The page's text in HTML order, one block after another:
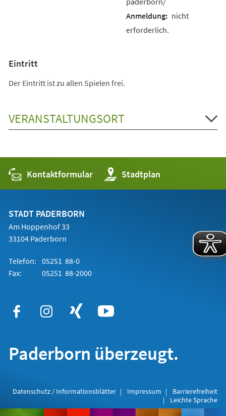
nicht
erforderlich.
Eintritt
Der Eintritt ist zu allen Spielen frei.
VERANSTALTUNGSORT
Kontaktformular Stadtplan
(Öffnet
in
einem
STADT PADERBORN
Am Hoppenhof 33
33104 Paderborn
Telefon: 05251 88-0
Fax:
05251 88-2000
Paderborn überzeugt.
Datenschutz / Informationsblätter Impressum
Barrierefreiheit
Leichte Sprache